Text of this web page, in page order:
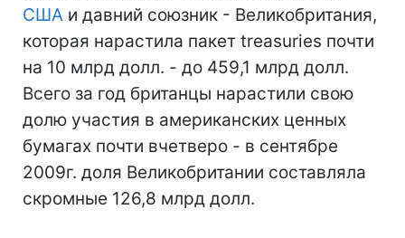
США и давний союзник - Великобритания,
которая нарастила пакет treasuries почти
на 10 млрд долл. - до 459,1 млрд долл.
Всего за год британцы нарастили свою
долю участия в американских ценных
бумагах почти вчетверо - в сентябре
2009г. доля Великобритании составляла
скромные 126,8 млрд долл.